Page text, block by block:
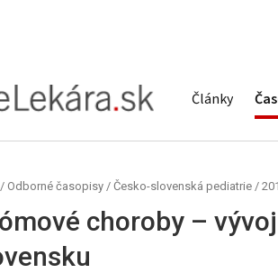
Články
/ Odborné časopisy / Česko-slovenská pediatrie /
choroby –